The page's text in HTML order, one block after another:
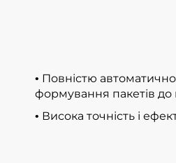
• Повністю
формування пакетів до
• Висока точність і